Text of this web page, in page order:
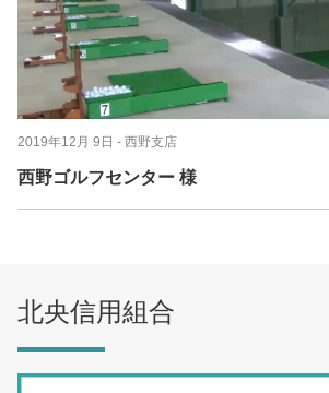
2019年12月 9日 - 西野支店
西野ゴルフセンター 様
北央信用組合